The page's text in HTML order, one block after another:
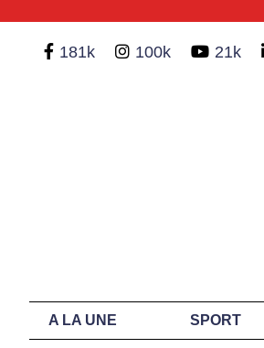
181k 100k 21k
A LA UNE SPORT